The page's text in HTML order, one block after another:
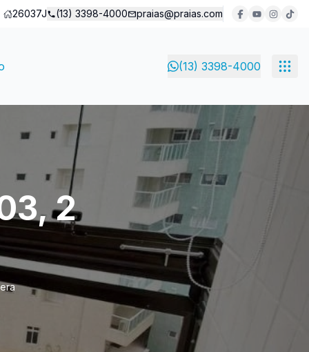
26037J (13) 3398-4000 praias@praias.com
(13) 3398-4000
2